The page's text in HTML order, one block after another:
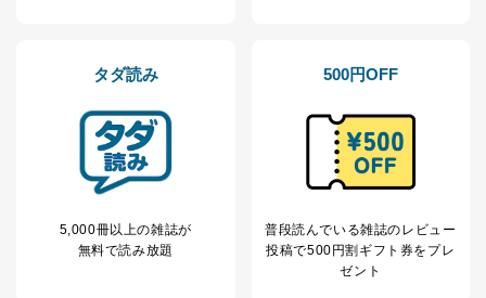
当社は、取得した個人情報を適切に管理し､あらかじめ
ません。ただし、次の場合は除きます。
法令に基づく場合
人の生命､身体または財産の保護のために必要がある
場合であって、本人の同意を得ることが困難であると
公衆衛生の向上または児童の健全な育成の推進のため
に特に必要がある場合であって、本人の同意を得るこ
タダ読み
5,000冊以上の雑誌が
無料で読み放題
500円OFF
普段読んでいる雑誌のレビュー
投稿で500円割ギフト券をプレ
ゼント